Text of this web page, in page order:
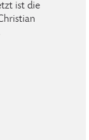
ist die